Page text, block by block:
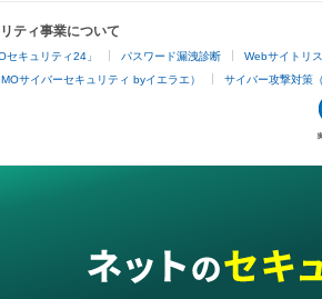
ティ事業について
キュリティ24」 パスワード漏洩診断 Webサイトリ
サイバーセキュリティ byイエラエ） サイバー攻撃対策